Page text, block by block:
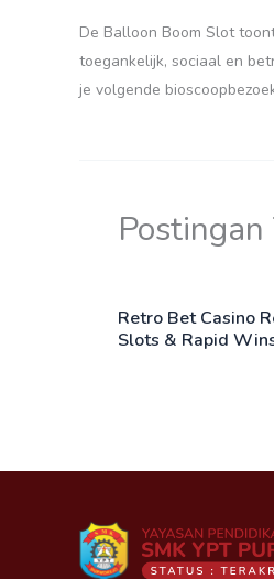
De Balloon Boom Slot
toegankelijk, sociaal en
je volgende
Retro Bet Casino
Slots & Rapid